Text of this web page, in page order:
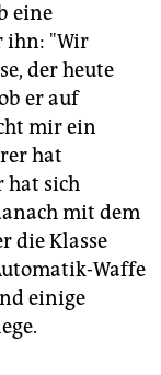
eine
ihn: "Wir
der heute
er auf
mir ein
hat
hat sich
mit dem
die Klasse
Waffe
einige